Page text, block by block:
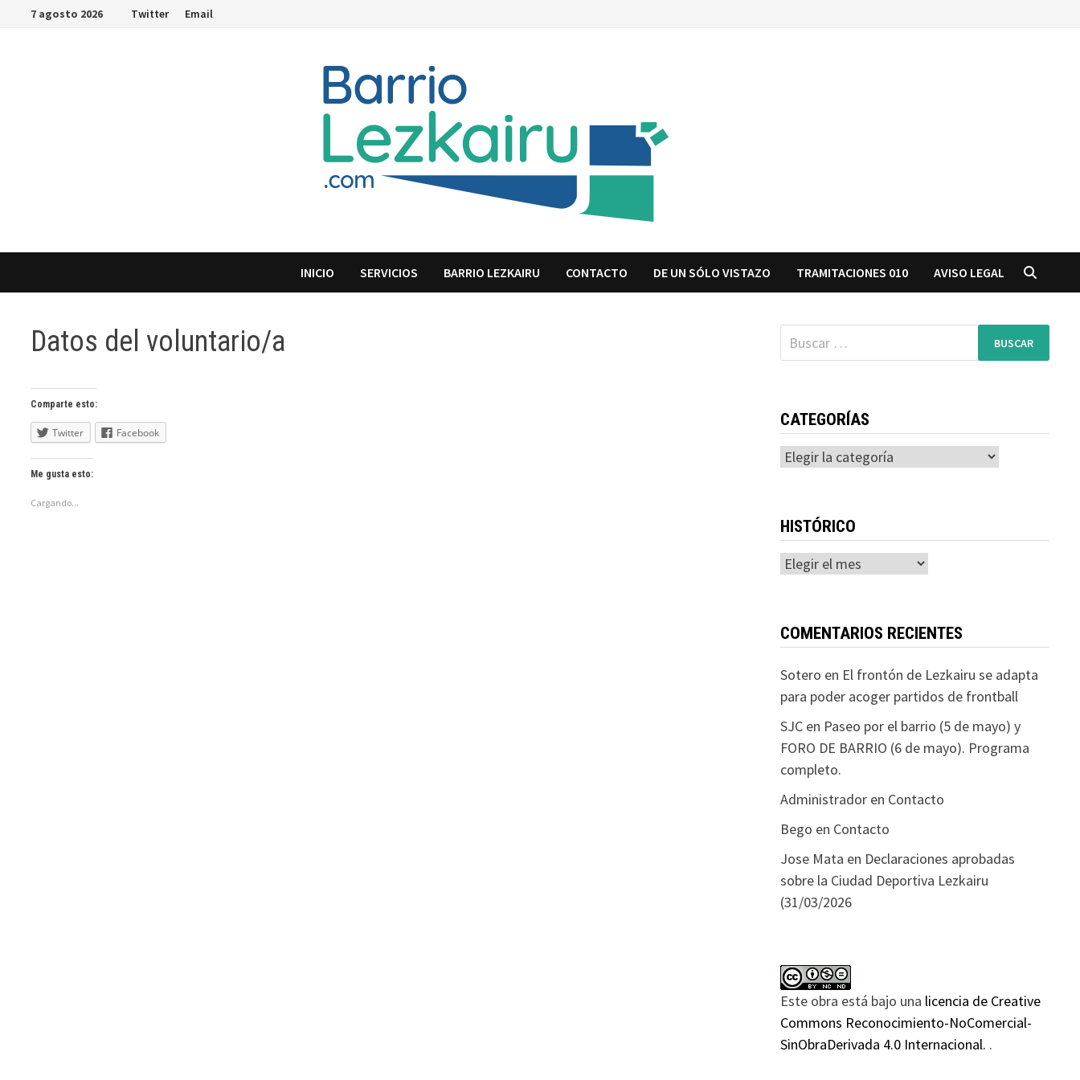
Saltar7 agosto 2026 Twitter Email
INICIO SERVICIOS BARRIO LEZKAIRU CONTACTO DE UN SÓLO VISTAZO TRAMITACIONES 010 AVISO LEGAL
Datos del voluntario/a
Comparte esto:
Twitter Facebook
Me gusta esto:
Cargando...
Buscar:
CATEGORÍAS
Categorías
HISTÓRICO
Histórico
COMENTARIOS RECIENTES
Sotero en El frontón de Lezkairu se adapta
para poder acoger partidos de frontball
SJCen Paseo por el barrio (5 de mayo) y
FORO DE BARRIO (6 de mayo). Programa
completo.
Administradoren Contacto
Bego en Contacto
Jose Mata en Declaraciones aprobadas
sobre la Ciudad Deportiva Lezkairu
(31/03/2026
Este obra está bajo una licencia de Creative
Commons Reconocimiento-NoComercial-
SinObraDerivada 4.0 Internacional. .